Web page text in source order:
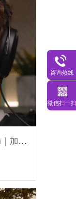
Instagram红人推广：l****h｜加拿大 科技
咨询热线
微信扫一扫